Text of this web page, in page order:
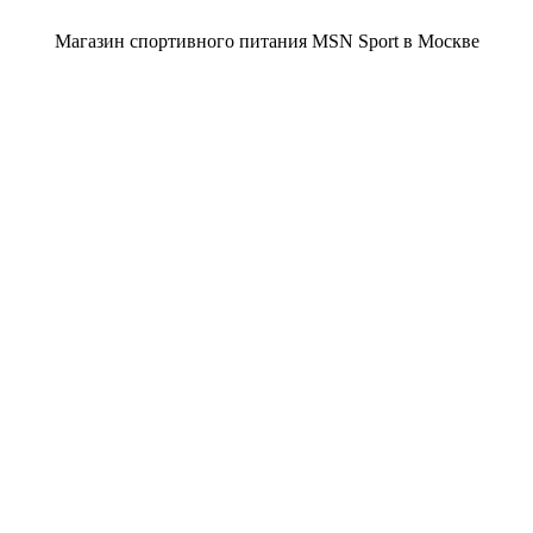
Магазин спортивного питания MSN Sport в Москве